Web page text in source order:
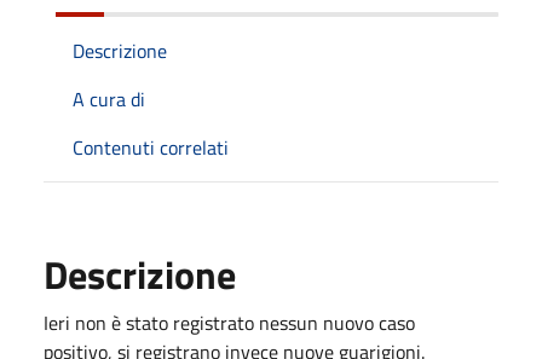
Descrizione
A cura di
Contenuti correlati
Descrizione
Ieri non è stato registrato nessun nuovo caso
positivo, si registrano invece nuove guarigioni.